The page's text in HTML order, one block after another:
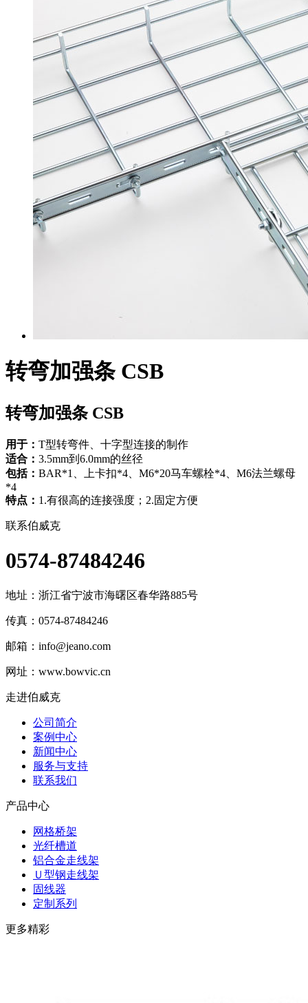
转弯加强条 CSB
转弯加强条 CSB
用于： T型转弯件、十字型连接的制作
适合： 3.5mm到6.0mm的丝径
包括： BAR*1、上卡扣*4、M6*20马车螺栓*4、M6法兰螺母
*4
特点： 1.有很高的连接强度；2.固定方便
联系伯威克
0574-87484246
地址： 浙江省宁波市海曙区春华路885号
传真：0574-87484246
邮箱： info@jeano.com
网址：www.bowvic.cn
走进伯威克
公司简介
案例中心
新闻中心
服务与支持
联系我们
产品中心
网格桥架
光纤槽道
铝合金走线架
Ｕ型钢走线架
固线器
定制系列
更多精彩